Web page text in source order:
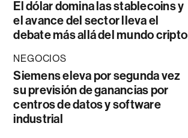
El dólar domina las stablecoins y
el avance del sector lleva el
debate más allá del mundo cripto
NEGOCIOS
Siemens eleva por segunda vez
su previsión de ganancias por
centros de datos y software
industrial